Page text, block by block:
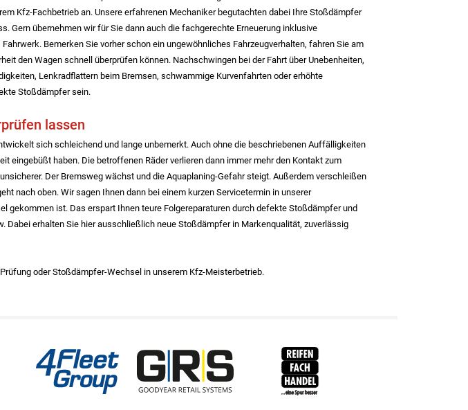
Kfz-Fachbetrieb an. Unsere erfahrenen Mechaniker begutachten dabei Ihre Stoßdämpfer
Gern übernehmen wir für Sie dann auch die fachgerechte Erneuerung inklusive
Bemerken Sie vorher schon ein ungewöhnliches Fahrzeugverhalten, fahren Sie am
den Wagen schnell überprüfen können. Nachschwingen bei der Fahrt über Unebenheiten,
Lenkradflattern beim Bremsen, schwammige Kurvenfahrten oder erhöhte
Stoßdämpfer sein.
lassen
sich schleichend und lange unbemerkt. Auch ohne die beschriebenen Auffälligkeiten
eingebüßt haben. Die betroffenen Räder verlieren dann immer mehr den Kontakt zum
Der Bremsweg wächst und die Aquaplaning-Gefahr steigt. Außerdem verschleißen
nach oben. Wir sagen Ihnen dann bei einem kurzen Servicetermin in unserer
gekommen ist. Das erspart Ihnen teure Folgereparaturen durch defekte Stoßdämpfer und
Dabei erhalten Sie hier ausschließlich neue Stoßdämpfer in Markenqualität, zuverlässig
oder Stoßdämpfer-Wechsel in unserem Kfz-Meisterbetrieb.